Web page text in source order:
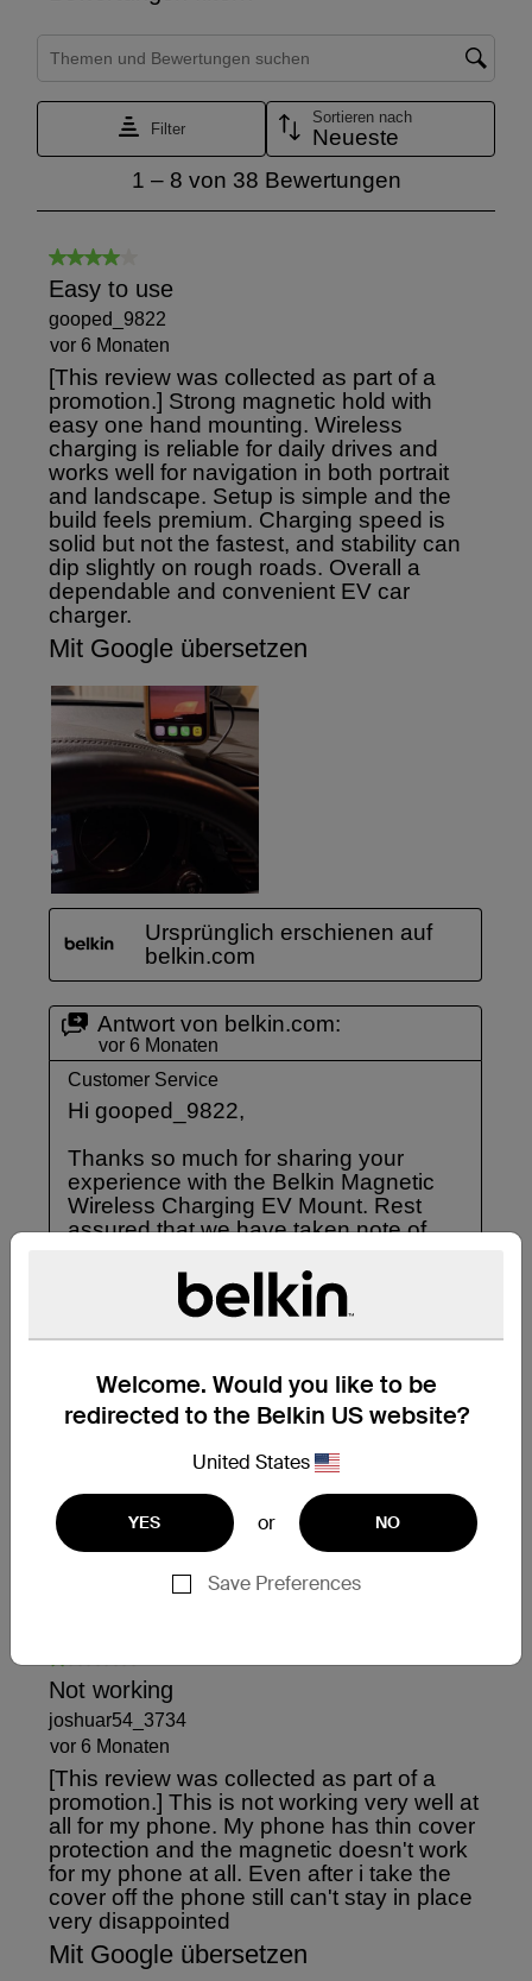
Welcome. Would you like to be
redirected to the Belkin US website?
United States
YES or NO
Save Preferences